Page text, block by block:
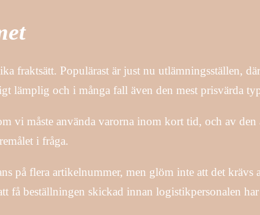
fraktsätt. Populärast är just nu utlämningsställen,
lämplig och i många fall även den mest prisvärda
vi måste använda varorna inom kort tid, och av
i fråga.
på flera artikelnummer, men glöm inte att det krävs
få beställningen skickad innan logistikpersonalen